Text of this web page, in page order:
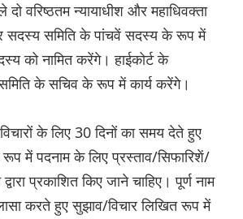
वरिष्ठतम न्यायाधीश और महाधिवक्ता
सदस्य समिति के पांचवें सदस्य के रूप में
को नामित करेंगे। हाईकोर्ट के
के सचिव के रूप में कार्य करेंगे।
के लिए 30 दिनों का समय देते हुए
रूप में पदनाम के लिए प्रस्ताव/सिफारिशें/
प्रकाशित किए जाने चाहिए। पूर्ण नाम
करते हुए सुझाव/विचार लिखित रूप में